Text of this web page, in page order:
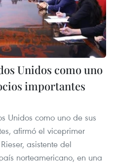
Unidos como uno
importantes
Unidos como uno de sus
afirmó el viceprimer
asistente del
norteamericano, en una